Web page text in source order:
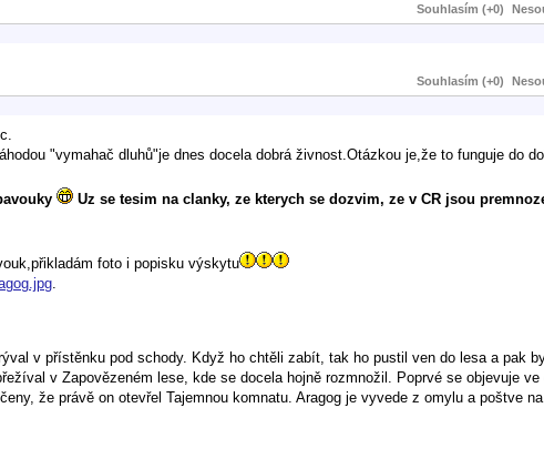
Souhlasím (+0)
Souhlasím (+0)
"vymahač dluhů"je dnes docela dobrá živnost.Otázkou je,že to funguje do
Uz se tesim na clanky, ze kterych se dozvim, ze v CR jsou
foto i popisku výskytu
v přístěnku pod schody. Když ho chtěli zabít, tak ho pustil ven do lesa a pak
v Zapovězeném lese, kde se docela hojně rozmnožil. Poprvé se objevuje
že právě on otevřel Tajemnou komnatu. Aragog je vyvede z omylu a poštve